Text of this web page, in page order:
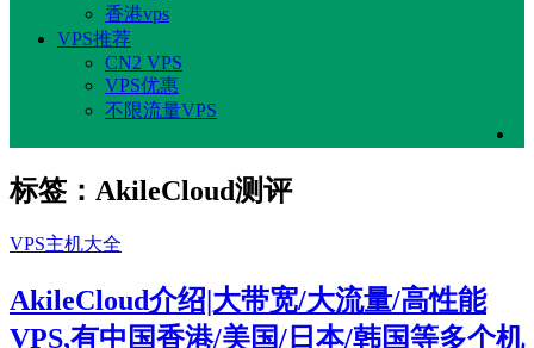
香港vps
VPS推荐
CN2 VPS
VPS优惠
不限流量VPS
标签：AkileCloud测评
VPS主机大全
AkileCloud介绍|大带宽/大流量/高性能
VPS,有中国香港/美国/日本/韩国等多个机